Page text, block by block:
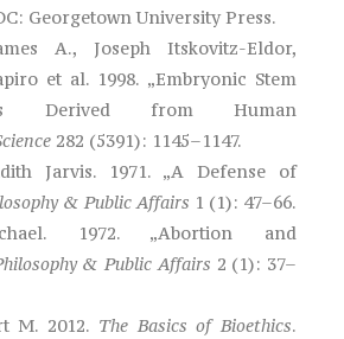
Georgetown University Press.
A., Joseph Itskovitz-Eldor,
et al. 1998. „Embryonic Stem
Derived from Human
282 (5391): 1145–1147.
Jarvis. 1971. „A Defense of
& Public Affairs 1 (1): 47–66.
1972. „Abortion and
& Public Affairs 2 (1): 37–
M. 2012. The Basics of Bioethics.